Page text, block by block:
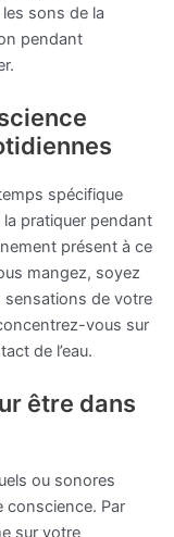
sons de la
pendant
spécifique
pratiquer pendant
présent à ce
mangez, soyez
sensations de votre
vous sur
de l’eau.
être dans
ou sonores
conscience. Par
sur votre